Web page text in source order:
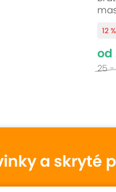
svojho tela s
uvoľnia svaly
aj myseľ.
12
od
25
a skryté